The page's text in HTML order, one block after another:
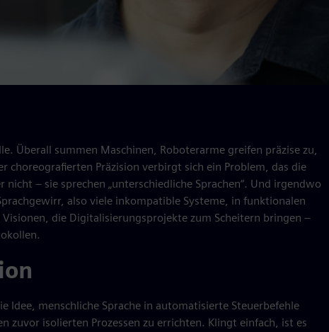
Überall summen Maschinen, Roboterarme greifen präzise zu,
choreografierten Präzision verbirgt sich ein Problem, das die
– sie sprechen „unterschiedliche Sprachen“. Und irgendwo
also viele inkompatible Systeme, in funktionalen
die Digitalisierungsprojekte zum Scheitern bringen –
Idee, menschliche Sprache in automatisierte Steuerbefehle
zuvor isolierten Prozessen zu errichten. Klingt einfach, ist es